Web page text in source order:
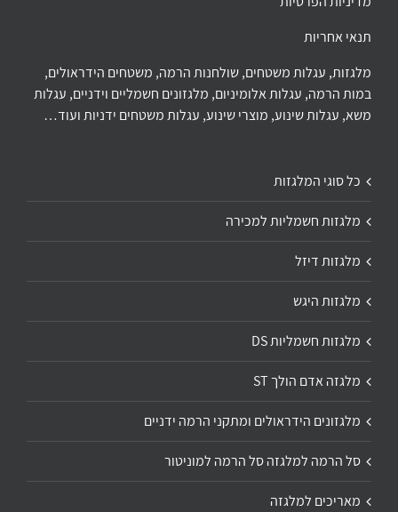
תנאי אחריות
מלגזות, עגלות משטחים, שולחנות הרמה, משטחים הידראולים,
במות הרמה, עגלות אלומיניום, מלגזונים חשמליים וידניים, עגלות
משא, עגלות שינוע, מוצרי שינוע, עגלות משטחים ידניות ועוד…
כל סוגי המלגזות
מלגזות חשמליות למכירה
מלגזות דיזל
מלגזות היגש
מלגזות חשמליות DS
מלגזה אדם הולך ST
מלגזונים הידראולים ומתקני הרמה ידניים
סל הרמה למלגזה סל הרמה למוניטור
מאריכים למלגזה